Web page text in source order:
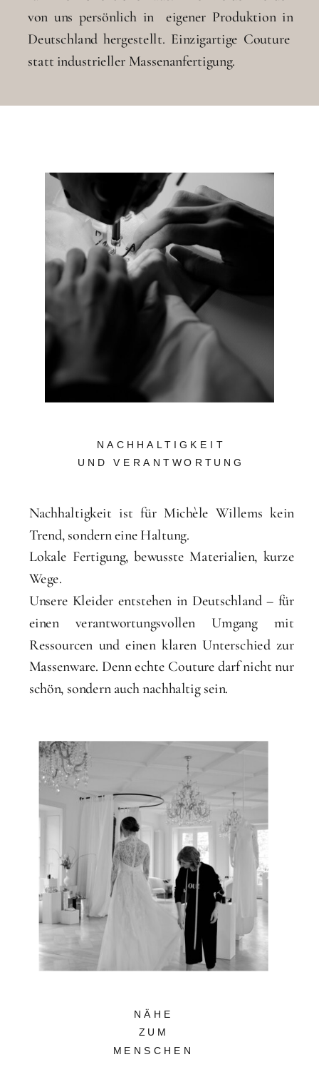
NACHHALTIGKEIT
UND VERANTWORTUNG
NÄHE
ZUM
MENSCHEN
von uns persönlich in eigener Produktion in
Deutschland hergestellt. Einzigartige Couture
statt industrieller Massenanfertigung.
Nachhaltigkeit ist für Michèle Willems kein
Trend, sondern eine Haltung.
Lokale Fertigung, bewusste Materialien, kurze
Wege.
Unsere Kleider entstehen in Deutschland – für
einen verantwortungsvollen Umgang mit
Ressourcen und einen klaren Unterschied zur
Massenware. Denn echte Couture darf nicht nur
schön, sondern auch nachhaltig sein.